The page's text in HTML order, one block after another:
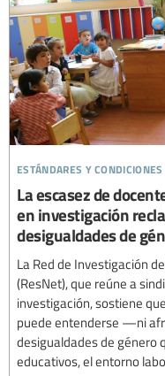
estándares y
La escasez de
en investigación
desigualdades de
La Red de Investigación
(ResNet), que reúne a
investigación, sostiene
puede entenderse —ni
desigualdades de género
educativos, el entorno